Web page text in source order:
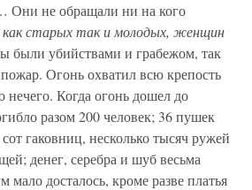
Они не обращали ни на кого
как старых так и молодых, женщин
были убийствами и грабежом, так
Огонь охватил всю крепость
нечего. Когда огонь дошел до
разом 200 человек; 36 пушек
гаковниц, несколько тысяч ружей
денег, серебра и шуб весьма
мало досталось, кроме разве платья